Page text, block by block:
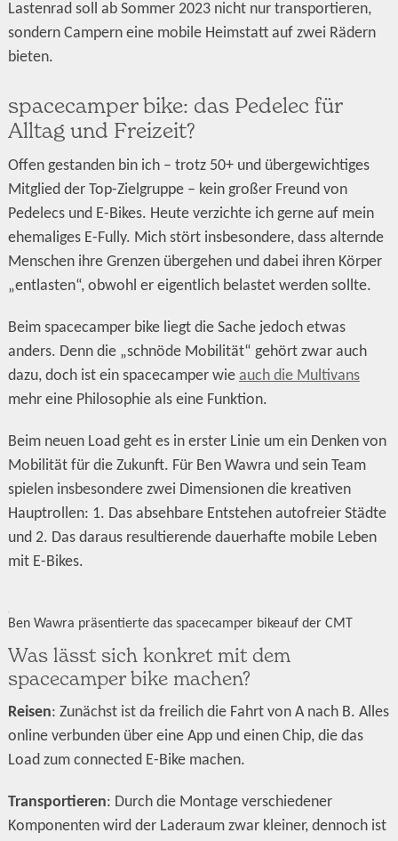
Lastenrad soll ab Sommer 2023 nicht nur transportieren,
sondern Campern eine mobile Heimstatt auf zwei Rädern
bieten.
spacecamper bike: das Pedelec für
Alltag und Freizeit?
Offen gestanden bin ich – trotz 50+ und übergewichtiges
Mitglied der Top-Zielgruppe – kein großer Freund von
Pedelecs und E-Bikes. Heute verzichte ich gerne auf mein
ehemaliges E-Fully. Mich stört insbesondere, dass alternde
Menschen ihre Grenzen übergehen und dabei ihren Körper
„entlasten“, obwohl er eigentlich belastet werden sollte.
Beim spacecamper bike liegt die Sache jedoch etwas
anders. Denn die „schnöde Mobilität“ gehört zwar auch
dazu, doch ist ein spacecamper wie auch die Multivans
mehr eine Philosophie als eine Funktion.
Beim neuen Load geht es in erster Linie um ein Denken von
Mobilität für die Zukunft. Für Ben Wawra und sein Team
spielen insbesondere zwei Dimensionen die kreativen
Hauptrollen: 1. Das absehbare Entstehen autofreier Städte
und 2. Das daraus resultierende dauerhafte mobile Leben
mit E-Bikes.
Ben Wawra präsentierte das spacecamper bikeauf der CMT
Was lässt sich konkret mit dem
spacecamper bike machen?
Reisen: Zunächst ist da freilich die Fahrt von A nach B. Alles
online verbunden über eine App und einen Chip, die das
Load zum connected E-Bike machen.
Transportieren: Durch die Montage verschiedener
Komponenten wird der Laderaum zwar kleiner, dennoch ist